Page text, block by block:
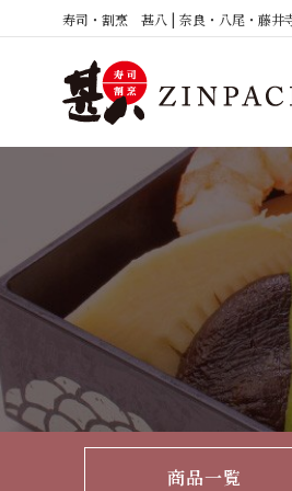
ン
プ
寿司・割烹 甚八 | 奈良・八尾・藤井
商品一覧